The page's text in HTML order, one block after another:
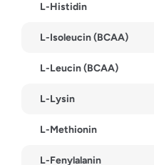
L-Histidin
L-Isoleucin (BCAA)
L-Leucin (BCAA)
L-Lysin
L-Methionin
L-Fenylalanin